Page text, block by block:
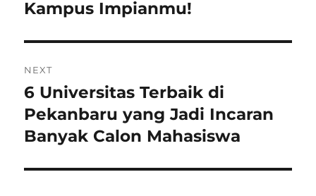
Kampus Impianmu!
NEXT
Next
post:
6 Universitas Terbaik di
Pekanbaru yang Jadi Incaran
Banyak Calon Mahasiswa